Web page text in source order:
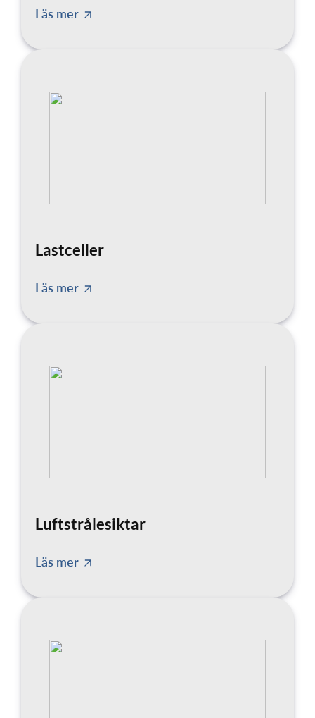
Läs mer
Lastceller
Läs mer
Luftstrålesiktar
Läs mer